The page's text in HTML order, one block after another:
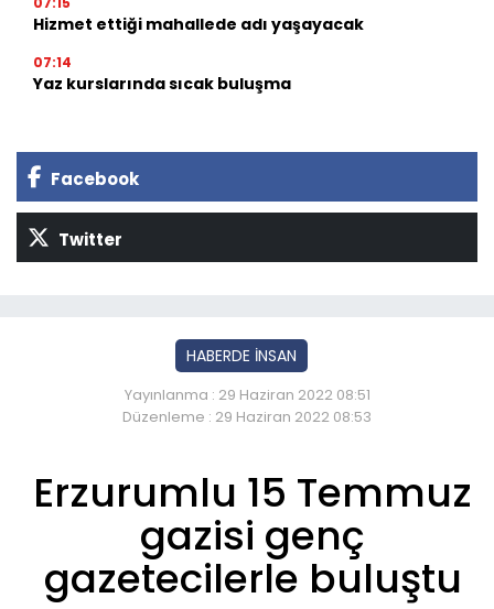
Hizmet ettiği mahallede adı yaşayacak
07:14
Yaz kurslarında sıcak buluşma
Facebook
Twitter
HABERDE İNSAN
Yayınlanma : 29 Haziran 2022 08:51
Düzenleme : 29 Haziran 2022 08:53
Erzurumlu 15 Temmuz
gazisi genç
gazetecilerle buluştu